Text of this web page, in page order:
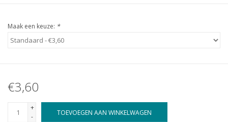
Maak een keuze: *
€3,60
+
-
TOEVOEGEN AAN WINKELWAGEN